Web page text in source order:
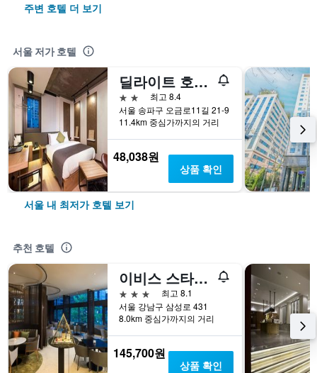
주변 호텔 더 보기
서울 저가 호텔
딜라이트 호텔 잠실
2성급
최고 8.4
서울 송파구 오금로11길 21-9
11.4km 중심가까지의 거리
48,038원
상품 확인
서울 내 최저가 호텔 보기
추천 호텔
이비스 스타일 앰배서더 서울 강남
3성급
최고 8.1
서울 강남구 삼성로 431
8.0km 중심가까지의 거리
145,700원
상품 확인